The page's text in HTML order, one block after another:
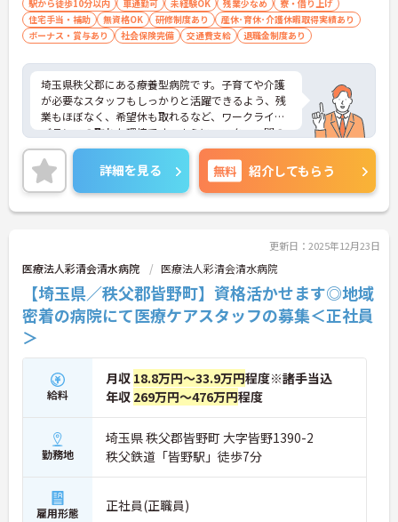
駅から徒歩10分以内 車通勤可 未経験OK 残業少なめ
寮・借り上げ
住宅手当・補助
無資格OK 研修制度あり
産休･育休･介護休暇取得実績あり
ボーナス・賞与あり
社会保険完備 交通費支給 退職金制度あり
埼玉県秩父郡にある療養型病院です。子育てや介護
が必要なスタッフもしっかりと活躍できるよう、残
業もほぼなく、希望休も取れるなど、ワークライフ
バランスの取れた環境です。さらに、スタッフ間の
風通しも大変良く、ランチタイムには、自宅で収穫
した野菜などの漬物や、料理自慢の看護師さんたち
からのおすそ分けも。中途入社の方も多く、新人助
手さんの気持ちが分かるスタッフばかりですので、
安心して不安も相談できます！学びたい意欲の高い
詳細を見る 無料 紹介してもらう
更新日：2025年12月23日
医療法人彩清会清水病院 医療法人彩清会清水病院
【埼玉県／秩父郡皆野町】資格活かせます◎地域
密着の病院にて医療ケアスタッフの募集＜正社員
＞
給料
月収 18.8万円～33.9万円程度※諸手当込
年収 269万円～476万円程度
勤務地
埼玉県 秩父郡皆野町 大字皆野1390-2
秩父鉄道「皆野駅」徒歩7分
雇用形態 正社員(正職員)